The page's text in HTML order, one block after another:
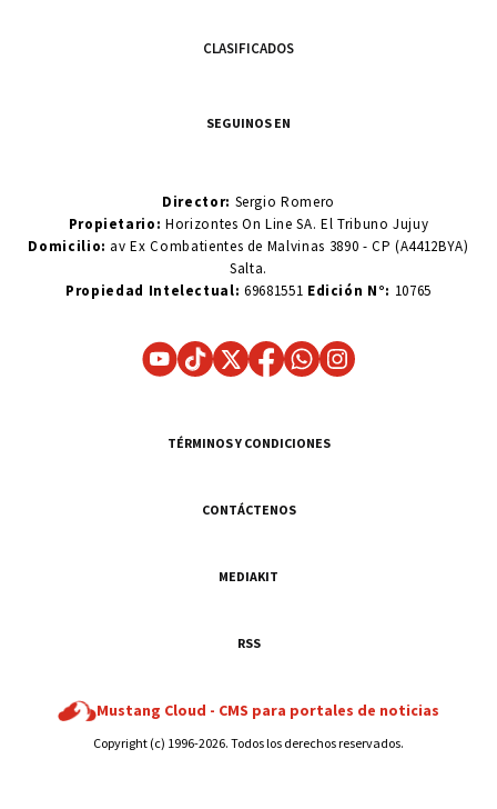
CLASIFICADOS
SEGUINOS EN
Director: Sergio Romero
Propietario:Horizontes On Line SA. El Tribuno Jujuy
Domicilio: av Ex Combatientes de Malvinas 3890 - CP (A4412BYA)
Salta.
Propiedad Intelectual: 69681551 Edición N°: 10765
TÉRMINOS Y CONDICIONES
CONTÁCTENOS
MEDIAKIT
RSS
Mustang Cloud - CMS para portales de noticias
Copyright (c) 1996-2026. Todos los derechos reservados.